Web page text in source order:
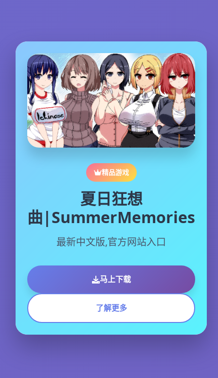
精品游戏
夏日狂想
曲|SummerMemories
最新中文版,官方网站入口
马上下载
了解更多